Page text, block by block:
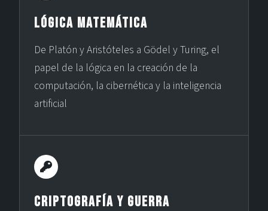
Lógica Matemática
De Platón y Aristóteles a Gödel y Turing, el
papel de la lógica en la creación de la
computación, la cibernética y la inteligencia
artificial
Criptografía y Guerra